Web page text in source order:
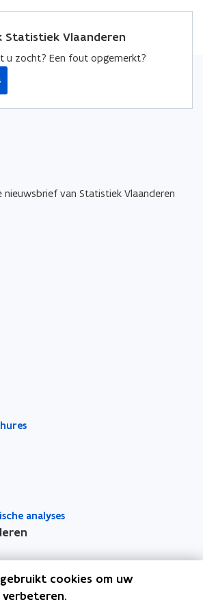
Statistiek Vlaanderen
u zocht? Een fout opgemerkt?
nieuwsbrief van Statistiek Vlaanderen
analyses
cookies om uw